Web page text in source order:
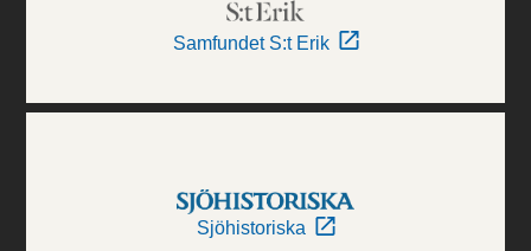
Samfundet S:t Erik
Sjöhistoriska